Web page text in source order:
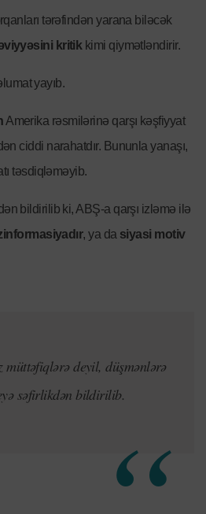
tərəfindən yarana biləcək
kritik kimi qiymətləndirir.
yayıb.
Amerika rəsmilərinə qarşı kəşfiyyat
ciddi narahatdır. Bununla yanaşı,
təsdiqləməyib.
bildirilib ki, ABŞ-a qarşı izləmə ilə
, ya da siyasi motiv
müttəfiqlərə deyil, düşmənlərə
səfirlikdən bildirilib.